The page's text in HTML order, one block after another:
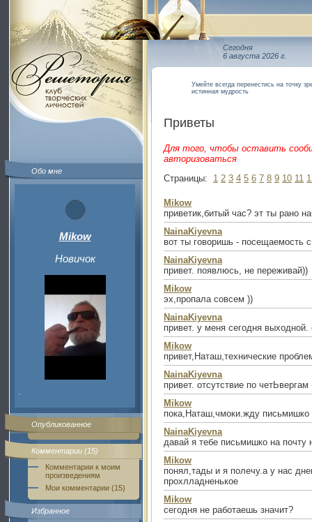
Обо мне
Mikow
Новичок
Опубликованное
Комментарии (15)
Комментарии к моим
произведениям
Мои комментарии (15)
Избранное
Сегодня
6 августа 2026 г.
Умейте всегда перенестись на точку
истинная мудрость
Приветы
Для того, чтобы оставить
авторизоваться
Страницы: 1 2 3 4 5 6 7 8 9 10 11
Mikow
приветик,битый час? эт ты рано
NainaKiyevna
вот ты говоришь - посещаемость
NainaKiyevna
привет. появлюсь, не переживай))
Mikow
эх,пропала совсем ))
NainaKiyevna
привет. у меня сегодня
Mikow
привет,Наташ,технические
NainaKiyevna
привет. отсутствие по
Mikow
пока,Наташ,чмоки.жду письмишко
NainaKiyevna
давай я тебе письмишко на
Mikow
понял,тады и я полечу.а у нас
прохлладненькое
Mikow
сегодня не работаешь значит?